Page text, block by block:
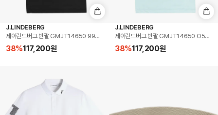
J.LINDEBERG
제이린드버그 반팔 GMJT14650 9999 히스 폴로 골프 남성반팔티
38%117,200원
J.LINDEBERG
제이린드버그 반팔 GMJT14650 O576 히
38%117,200원